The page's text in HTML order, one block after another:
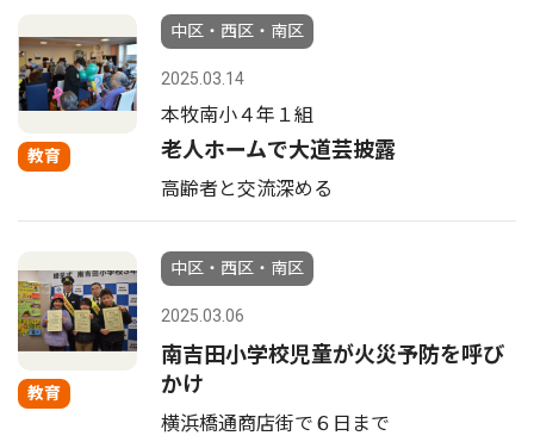
教育
中区・西区・南区
2025.03.14
本牧南小４年１組
老人ホームで大道芸披露
高齢者と交流深める
教育
中区・西区・南区
2025.03.06
南吉田小学校児童が火災予防を呼び
かけ
横浜橋通商店街で６日まで